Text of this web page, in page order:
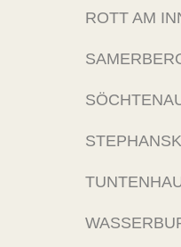
ROTT AM